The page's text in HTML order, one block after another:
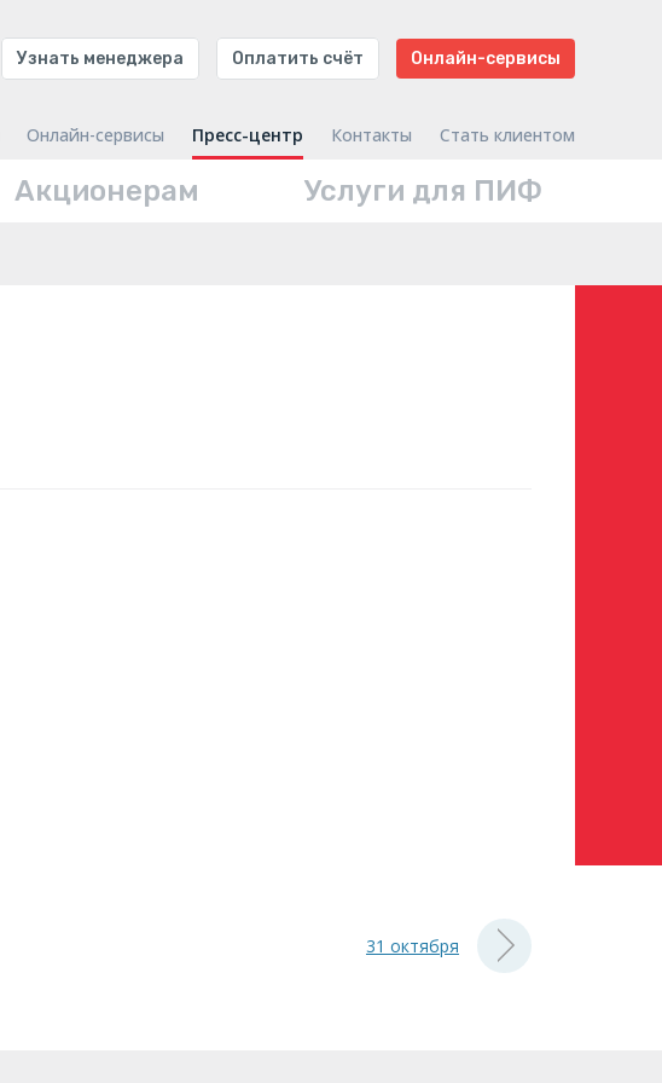
Узнать менеджера Оплатить счёт Онлайн-сервисы
Онлайн-сервисы Пресс-центр Контакты Стать клиентом
Акционерам Услуги для ПИФ
31 октября